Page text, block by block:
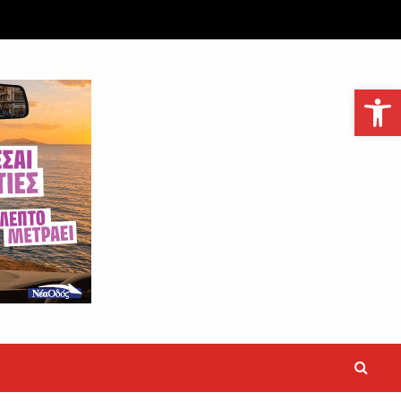
Ανοίξτε τη γραμμή εργαλείων